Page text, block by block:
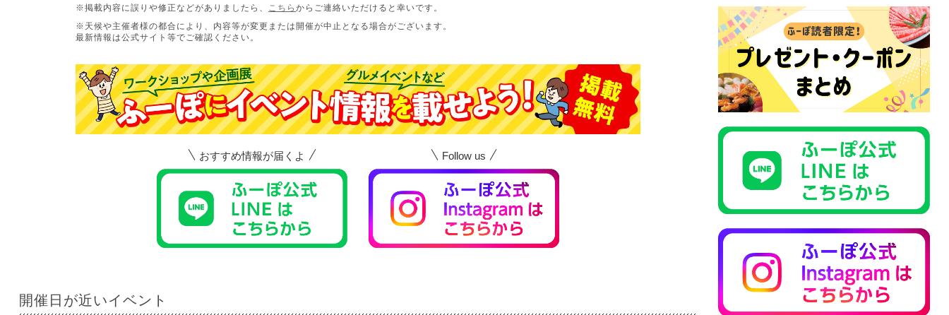
※掲載内容に誤りや修正などがありましたら、 こちら からご連絡いただけると幸いです。
※天候や主催者様の都合により、内容等が変更または開催が中止となる場合がございます。
最新情報は公式サイト等でご確認ください。
おすすめ情報が届くよ Follow us
開催日が近いイベント